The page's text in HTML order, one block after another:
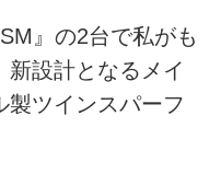
』の2台で私がも
新設計となるメイ
製ツインスパーフ